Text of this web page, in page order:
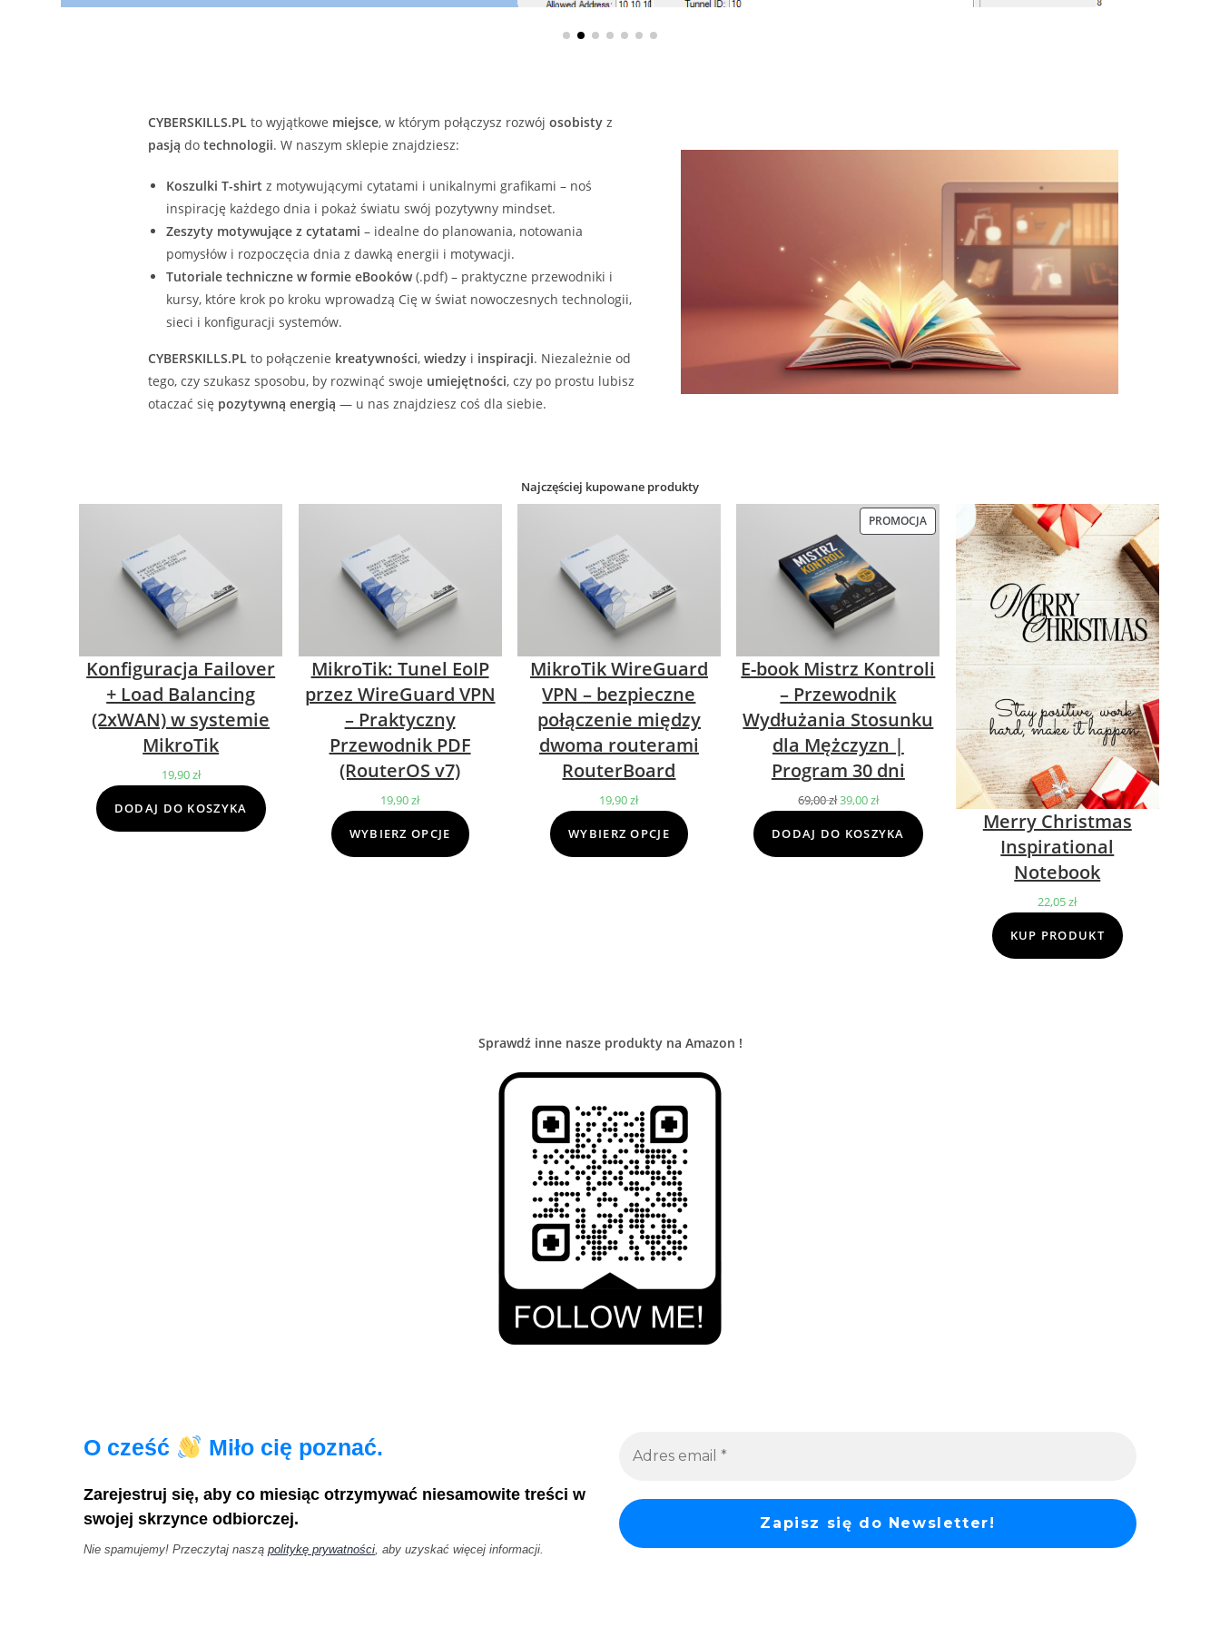
CYBERSKILLS.PLto wyjątkowe miejsce, w którym połączysz rozwój osobistyz
pasją do technologii. W naszym sklepie znajdziesz:
Koszulki T-shirt z motywującymi cytatami i unikalnymi grafikami – noś
inspirację każdego dnia i pokaż światu swój pozytywny mindset.
Zeszyty motywujące z cytatami – idealne do planowania, notowania
pomysłów i rozpoczęcia dnia z dawką energii i motywacji.
Tutoriale techniczne w formie eBooków(.pdf) – praktyczne przewodniki i
kursy, które krok po kroku wprowadzą Cię w świat nowoczesnych technologii,
sieci i konfiguracji systemów.
CYBERSKILLS.PLto połączenie kreatywności, wiedzyi inspiracji. Niezależnie od
tego, czy szukasz sposobu, by rozwinąć swoje umiejętności, czy po prostu lubisz
otaczać się pozytywną energią — u nas znajdziesz coś dla siebie.
Najczęściej kupowane produkty
Konfiguracja Failover
+ Load Balancing
(2xWAN) w systemie
MikroTik
19,90zł
DODAJ DO KOSZYKA
MikroTik: Tunel EoIP
przez WireGuard VPN
– Praktyczny
Przewodnik PDF
(RouterOS v7)
19,90zł
WYBIERZ OPCJE
MikroTik WireGuard
VPN – bezpieczne
połączenie między
dwoma routerami
RouterBoard
19,90zł
WYBIERZ OPCJE
PROMOCJAPRODUKT
PROMOCJI
E-book Mistrz Kontroli
– Przewodnik
Wydłużania Stosunku
dla Mężczyzn |
Program 30 dni
69,00złPierwotna
39,00złAktualna
wynosi:
DODAJ DO KOSZYKA
Merry Christmas
Inspirational
Notebook
22,05zł
KUP PRODUKT
Sprawdź inne nasze produkty na Amazon !
O cześć Miło cię poznać.
Zarejestruj się, aby co miesiąc otrzymywać niesamowite treści w
swojej skrzynce odbiorczej.
Nie spamujemy! Przeczytaj nasząpolitykę prywatności, aby uzyskać więcej informacji.